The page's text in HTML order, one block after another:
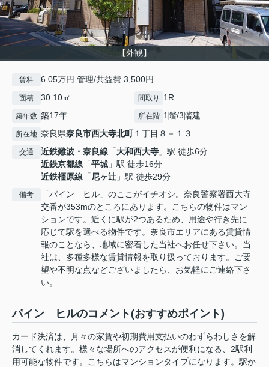
【外観】
賃料 6.05万円 管理/共益費 3,500円
面積 30.10㎡ 間取り 1R
築年数 築17年 所在階 1階/3階建
所在地 奈良県奈良市西大寺北町１丁目８－１３
交通 近鉄難波・奈良線 「大和西大寺 」駅 徒歩6分
近鉄京都線 「平城 」駅 徒歩16分
近鉄橿原線 「尼ヶ辻 」駅 徒歩29分
備考
「パイン ヒル」のここがイチオシ。奈良警察署西大寺
交番が353mのところにあります。こちらの物件はマン
ションです。近くに駅が2つあるため、用途や行き先に
応じて駅を選べる物件です。奈良市エリアにある賃貸情
報のことなら、地域に密着した当社へお任せ下さい。当
社は、多種多様な賃貸情報を取り扱っております。ご要
望や不明な点などございましたら、お気軽にご連絡下さ
い。
パイン ヒルのコメント(おすすめポイント)
カード決済は、月々の家賃や初期費用支払いのわずらわしさを解
消してくれます。様々な場所へのアクセスが便利になる、2駅利
用可能な物件です。こちらはマンションタイプになります。駅か